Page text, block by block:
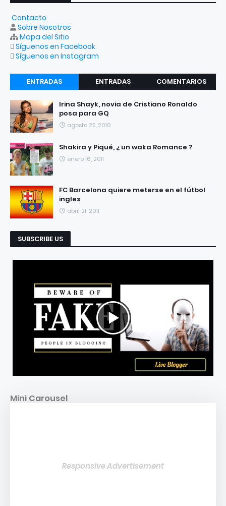
Contacto
Sobre Nosotros
Mapa del Sitio
Síguenos en Facebook
Síguenos en Instagram
ENTRADAS
RECIENTES
ENTRADAS
COMENTARIOS
Irina Shayk, novia de Cristiano Ronaldo
posa para GQ
agosto 25, 2010
Shakira y Piqué, ¿ un waka Romance ?
enero 16, 2011
FC Barcelona quiere meterse en el fútbol
ingles
abril 21, 2011
SUBSCRIBE US
Mini Carousel
Responsive Advertisement